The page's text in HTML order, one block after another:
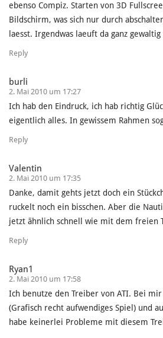
ebenso Compiz. Starten von 3D
Bildschirm, was sich nur durch
laesst. Irgendwas laeuft da ganz gewaltig
Reply
burli
2. Mai 2010 um 17:27
Ich hab den Eindruck, ich hab richtig
eigentlich alles. In gewissem Rahmen
Reply
Valentin
2. Mai 2010 um 17:35
Danke, damit gehts jetzt doch ein
ruckelt noch ein bisschen. Aber die
jetzt ähnlich schnell wie mit dem freien
Reply
Ryan1
2. Mai 2010 um 17:58
Ich benutze den Treiber von ATI. Bei
(Grafisch recht aufwendiges Spiel) und
habe keinerlei Probleme mit diesem